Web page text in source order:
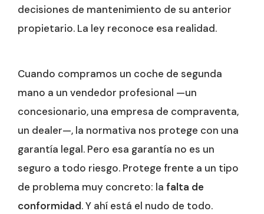
decisiones de mantenimiento de su anterior
propietario. La ley reconoce esa realidad.
Cuando compramos un coche de segunda
mano a un vendedor profesional —un
concesionario, una empresa de compraventa,
un dealer—, la normativa nos protege con una
garantía legal. Pero esa garantía no es un
seguro a todo riesgo. Protege frente a un tipo
de problema muy concreto: lafalta de
conformidad. Y ahí está el nudo de todo.